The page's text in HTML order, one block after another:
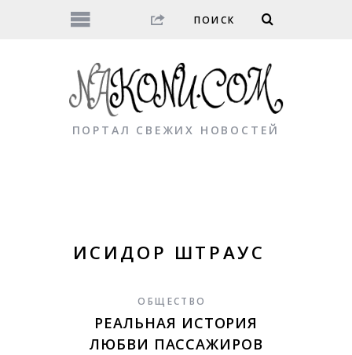
ПОРТАЛ СВЕЖИХ НОВОСТЕЙ
ИСИДОР ШТРАУС
ОБЩЕСТВО
РЕАЛЬНАЯ ИСТОРИЯ
ЛЮБВИ ПАССАЖИРОВ